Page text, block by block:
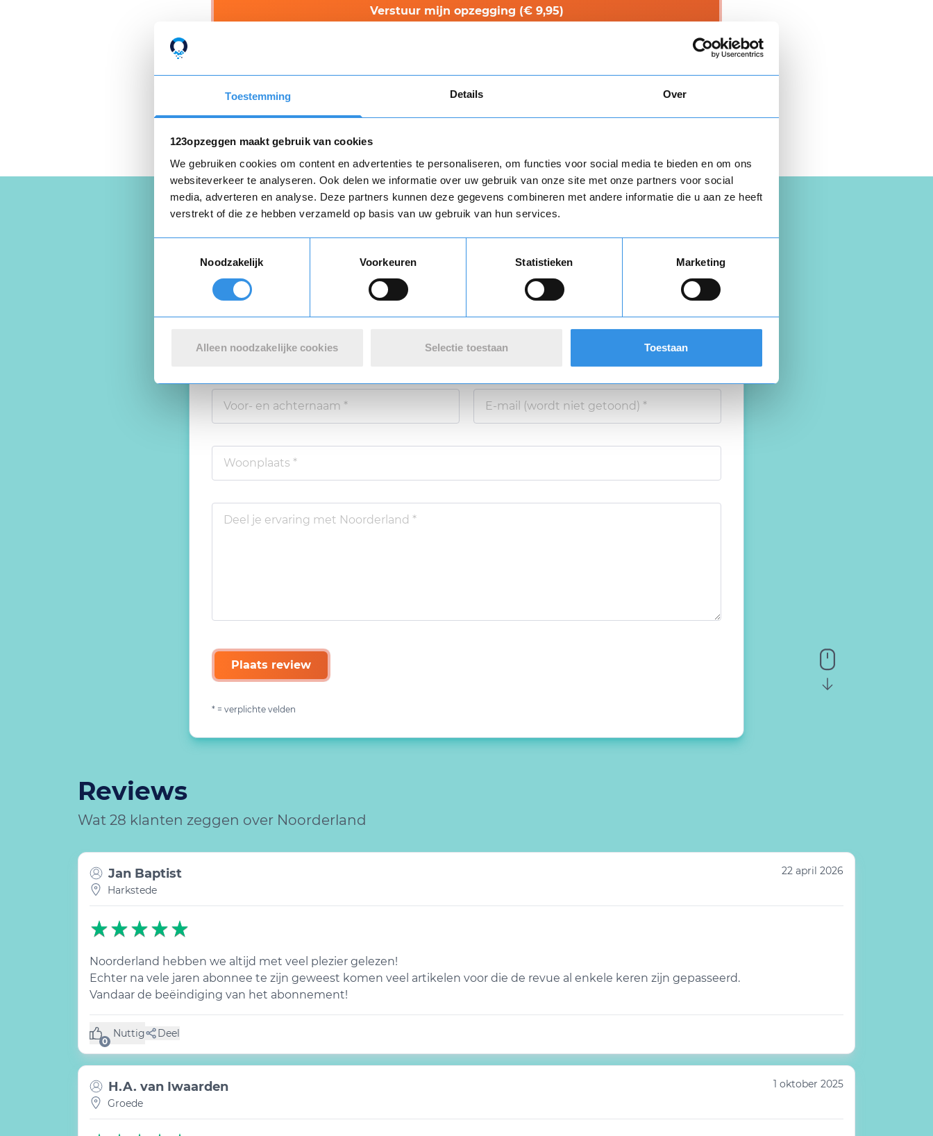
Toestemming Details Over
123opzeggen maakt gebruik van cookies
We gebruiken cookies om content en advertenties te personaliseren, om functies voor social media te bieden en om ons
websiteverkeer te analyseren. Ook delen we informatie over uw gebruik van onze site met onze partners voor social
media, adverteren en analyse. Deze partners kunnen deze gegevens combineren met andere informatie die u aan ze heeft
verstrekt of die ze hebben verzameld op basis van uw gebruik van hun services.
Noodzakelijk
Voorkeuren Statistieken Marketing
Alleen noodzakelijke cookies Selectie toestaan Toestaan
Verstuur mijn opzegging (€ 9,95)
opzegbrief
Schrijf een review over Noorderland
Beoordeel je ervaring *
Plaats review
* = verplichte velden
Reviews
Wat 28 klanten zeggen over Noorderland
Jan Baptist
Harkstede
22 april 2026
Noorderland hebben we altijd met veel plezier gelezen!
Echter na vele jaren abonnee te zijn geweest komen veel artikelen voor die de revue al enkele keren zijn gepasseerd.
Vandaar de beëindiging van het abonnement!
0
Nuttig
(0 like) Deel
H.A. van Iwaarden
Groede
1 oktober 2025